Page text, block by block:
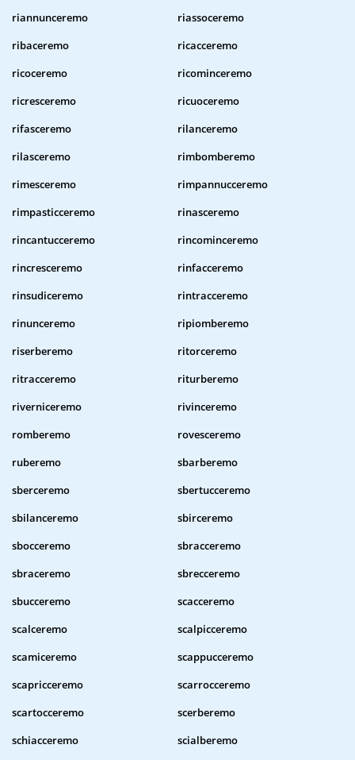
riannunceremo
riassoceremo
ribaceremo
ricacceremo
ricoceremo
ricominceremo
ricresceremo
ricuoceremo
rifasceremo
rilanceremo
rilasceremo
rimbomberemo
rimesceremo
rimpannucceremo
rimpasticceremo
rinasceremo
rincantucceremo
rincominceremo
rincresceremo
rinfacceremo
rinsudiceremo
rintracceremo
rinunceremo
ripiomberemo
riserberemo
ritorceremo
ritracceremo
riturberemo
riverniceremo
rivinceremo
romberemo
rovesceremo
ruberemo
sbarberemo
sberceremo
sbertucceremo
sbilanceremo
sbirceremo
sbocceremo
sbracceremo
sbraceremo
sbrecceremo
sbucceremo
scacceremo
scalceremo
scalpicceremo
scamiceremo
scappucceremo
scapricceremo
scarrocceremo
scartocceremo
scerberemo
schiacceremo
scialberemo